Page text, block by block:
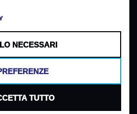
generata dall analisi di
PREFERENZE COOKIES
NECESSARI
TUTTO